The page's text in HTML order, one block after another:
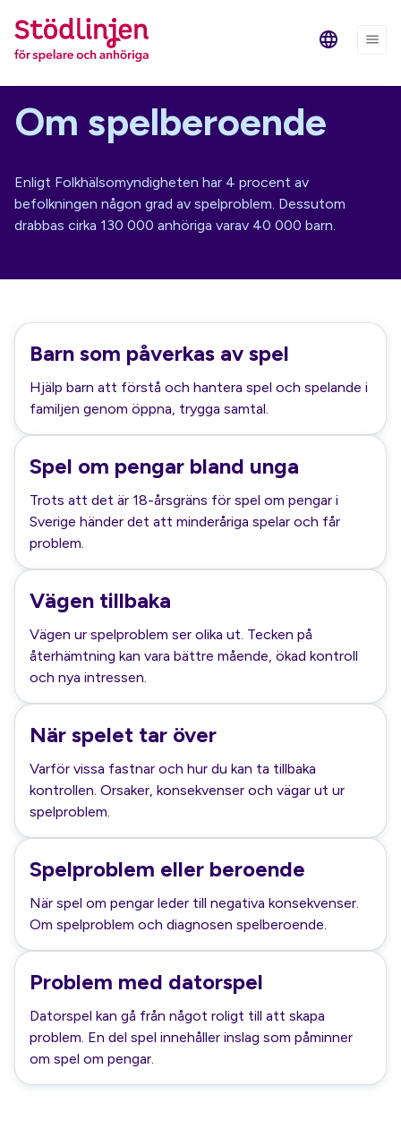
Om spelberoende
Enligt Folkhälsomyndigheten har 4 procent av
befolkningen någon grad av spelproblem. Dessutom
drabbas cirka 130 000 anhöriga varav 40 000 barn.
Barn som påverkas av spel
Hjälp barn att förstå och hantera spel och spelande i
familjen genom öppna, trygga samtal.
Spel om pengar bland unga
Trots att det är 18-årsgräns för spel om pengar i
Sverige händer det att minderåriga spelar och får
problem.
Vägen tillbaka
Vägen ur spelproblem ser olika ut. Tecken på
återhämtning kan vara bättre mående, ökad kontroll
och nya intressen.
När spelet tar över
Varför vissa fastnar och hur du kan ta tillbaka
kontrollen. Orsaker, konsekvenser och vägar ut ur
spelproblem.
Spelproblem eller beroende
När spel om pengar leder till negativa konsekvenser.
Om spelproblem och diagnosen spelberoende.
Problem med datorspel
Datorspel kan gå från något roligt till att skapa
problem. En del spel innehåller inslag som påminner
om spel om pengar.